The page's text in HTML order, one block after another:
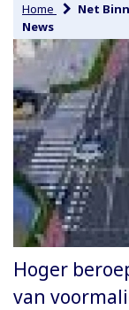
Home Net
News
Hoger
van